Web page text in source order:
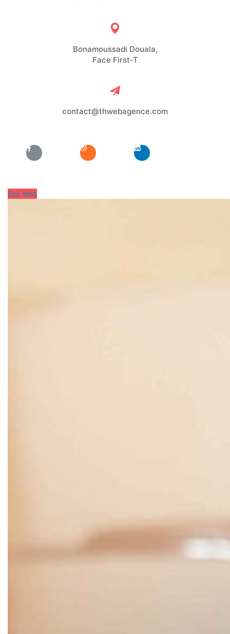
Bonamoussadi Douala,
Face First-T
contact@thwebagence.com
Site Web